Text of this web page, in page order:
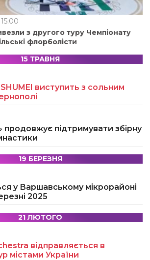
з другого туру Чемпіонату
флорболісти
15 ТРАВНЯ
виступить з сольним
продовжує підтримувати збірну
19 БЕРЕЗНЯ
у Варшавському мікрорайоні
2025
21 ЛЮТОГО
відправляється в
містами України